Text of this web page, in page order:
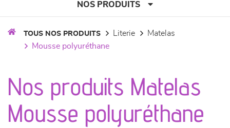
NOS PRODUITS
séjours
meubles de complément
TOUS NOS PRODUITS literie
matelas
mousse polyuréthane
Nos produits Matelas
Mousse polyuréthane